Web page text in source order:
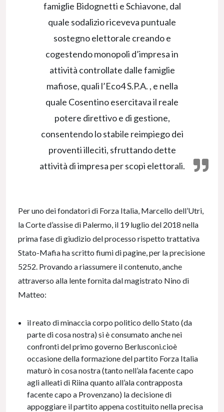
famiglie Bidognetti e Schiavone, dal
quale sodalizio riceveva puntuale
sostegno elettorale creando e
cogestendo monopoli d’impresa in
attività controllate dalle famiglie
mafiose, quali l’Eco4 S.P.A. , e nella
quale Cosentino esercitava il reale
potere direttivo e di gestione,
consentendo lo stabile reimpiego dei
proventi illeciti, sfruttando dette
attività di impresa per scopi elettorali.
Per uno dei fondatori di Forza Italia, Marcello dell’Utri,
la Corte d’assise di Palermo, il 19 luglio del 2018 nella
prima fase di giudizio del processo rispetto trattativa
Stato-Mafia ha scritto fiumi di pagine, per la precisione
5252. Provando a riassumere il contenuto, anche
attraverso alla lente fornita dal magistrato Nino di
Matteo:
il reato di minaccia corpo politico dello Stato (da
parte di cosa nostra) si è consumato anche nei
confronti del primo governo Berlusconi.cioè
occasione della formazione del partito Forza Italia
maturò in cosa nostra (tanto nell’ala facente capo
agli alleati di Riina quanto all’ala contrapposta
facente capo a Provenzano) la decisione di
appoggiare il partito appena costituito nella precisa